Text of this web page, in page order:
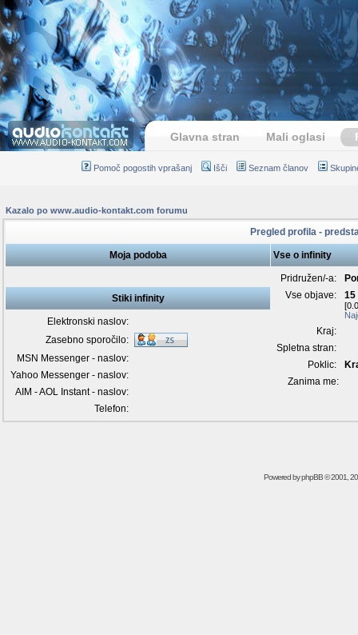
Glavna stran Mali oglasi
Pomoč pogostih vprašanj Išči Seznam članov
Kazalo po www.audio-kontakt.com forumu
Pregled profila -
Moja podoba Vse o infinity
Pridružen/-a:
Vse objave:
15
Kraj:
Spletna stran:
Poklic:
Zanima me:
Stiki infinity
Elektronski naslov:
Zasebno sporočilo:
MSN Messenger - naslov:
Yahoo Messenger - naslov:
AIM - AOL Instant - naslov:
Telefon:
Powered byphpBB© 2001,